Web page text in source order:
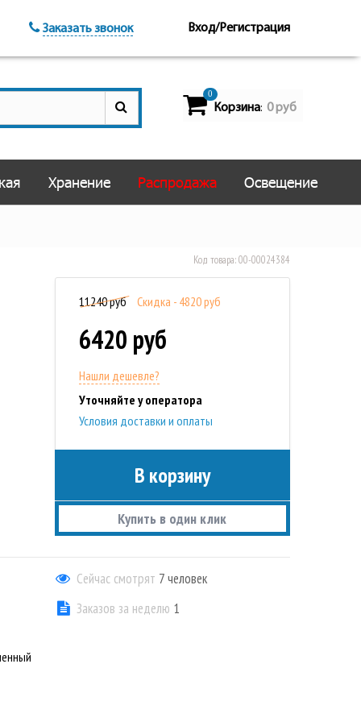
Заказать звонок Вход/Регистрация
0
Корзина: 0 руб
Хранение Распродажа Освещение
Код товара:00-00024384
11240 руб Скидка - 4820 руб
6420 руб
Нашли дешевле?
Уточняйте у оператора
Условия доставки и оплаты
В корзину
Купить в один клик
Сейчас смотрят 7человек
Заказов за неделю 1